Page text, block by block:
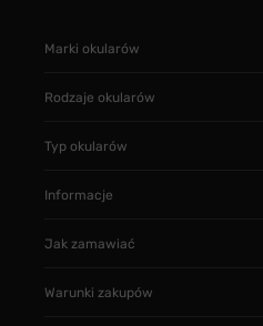
Marki okularów
Rodzaje okularów
Typ okularów
Informacje
Jak zamawiać
Warunki zakupów